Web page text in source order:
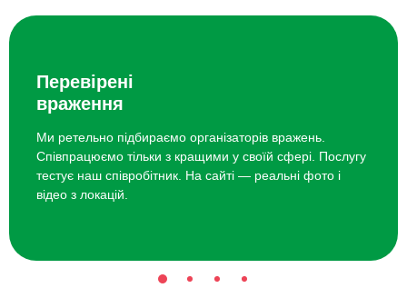
Перевірені
враження
Ми ретельно підбираємо організаторів вражень.
Співпрацюємо тільки з кращими у своїй сфері. Послугу
тестує наш співробітник. На сайті — реальні фото і
відео з локацій.